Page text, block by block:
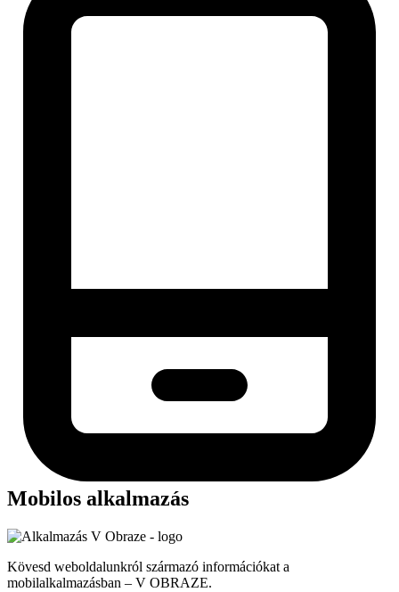
Mobilos alkalmazás
Kövesd weboldalunkról származó információkat a
mobilalkalmazásban – V OBRAZE.